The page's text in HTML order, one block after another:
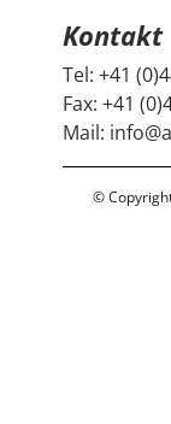
Kontakt
Tel:+41
Fax:+41
Mail:
©